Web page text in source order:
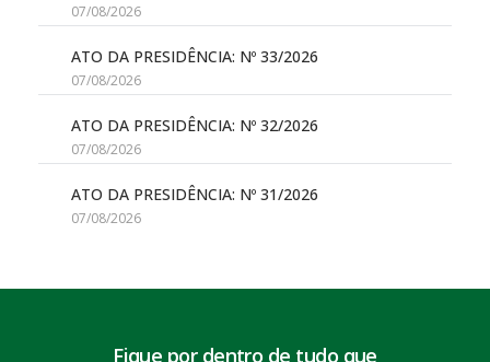
07/08/2026
ATO DA PRESIDÊNCIA: Nº 33/2026
07/08/2026
ATO DA PRESIDÊNCIA: Nº 32/2026
07/08/2026
ATO DA PRESIDÊNCIA: Nº 31/2026
07/08/2026
Fique por dentro de tudo que